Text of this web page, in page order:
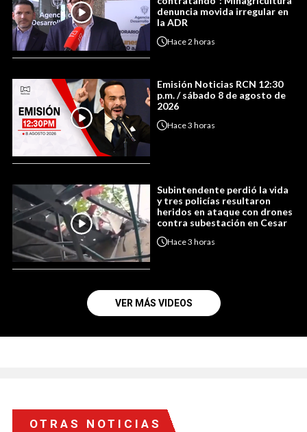
denuncia movida irregular en
la ADR
Hace2 horas
Emisión Noticias RCN 12:30
p.m. / sábado 8 de agosto de
2026
Hace3 horas
Subintendente perdió la vida
y tres policías resultaron
heridos en ataque con drones
contra subestación en Cesar
Hace3 horas
VER MÁS VIDEOS
OTRAS NOTICIAS